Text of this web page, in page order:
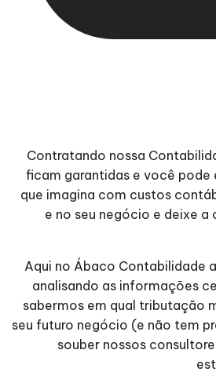
Contratando nossa
ficam garantidas e você pode
que imagina com custos
e no seu negócio e deixe
Aqui no Ábaco Contabilidade
analisando as informações
sabermos em qual tributação
seu futuro negócio (e não tem
souber nossos